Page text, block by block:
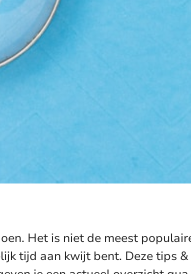
Het is niet de meest
tijd aan kwijt bent. Deze tips